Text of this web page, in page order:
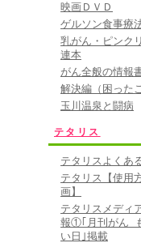
映画ＤＶＤ
ゲルソン食事療
乳がん・ピンク
連本
がん全般の情報
解決編（困った
玉川温泉と闘病
テタリス
テタリスよくあ
テタリス【使用
画】
テタリスメディ
報①｢月刊がん
い日｣掲載